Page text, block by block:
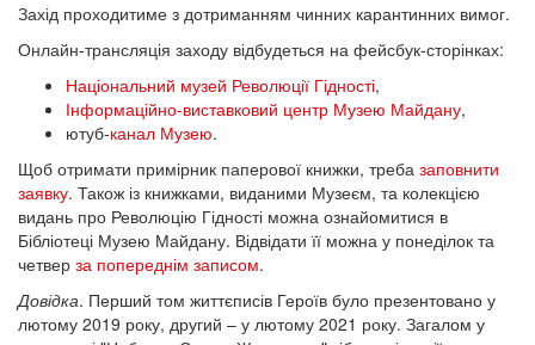
Захід проходитиме з дотриманням чинних карантинних вимог.
Онлайн-трансляція заходу відбудеться на фейсбук-сторінках:
Національний музей Революції Гідності,
Інформаційно-виставковий центр Музею Майдану,
ютуб-канал Музею.
Щоб отримати примірник паперової книжки, треба заповнити
заявку. Також із книжками, виданими Музеєм, та колекцією
видань про Революцію Гідності можна ознайомитися в
Бібліотеці Музею Майдану. Відвідати її можна у понеділок та
четвер за попереднім записом.
Довідка. Перший том життєписів Героїв було презентовано у
лютому 2019 року, другий – у лютому 2021 року. Загалом у